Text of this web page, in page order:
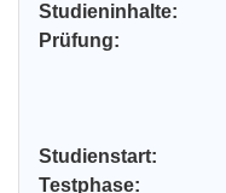
Studieninhalte:
Prüfung:
Studienstart:
Testphase: